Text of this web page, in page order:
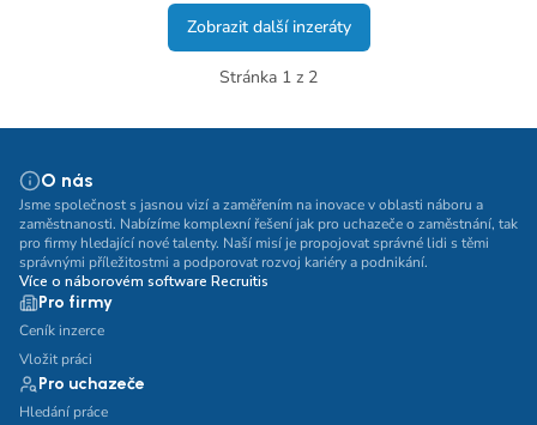
Zobrazit další inzeráty
Stránka 1 z 2
O nás
Jsme společnost s jasnou vizí a zaměřením na inovace v oblasti náboru a
zaměstnanosti. Nabízíme komplexní řešení jak pro uchazeče o zaměstnání, tak
pro firmy hledající nové talenty. Naší misí je propojovat správné lidi s těmi
správnými příležitostmi a podporovat rozvoj kariéry a podnikání.
Více o náborovém software Recruitis
Pro firmy
Ceník inzerce
Vložit práci
Pro uchazeče
Hledání práce